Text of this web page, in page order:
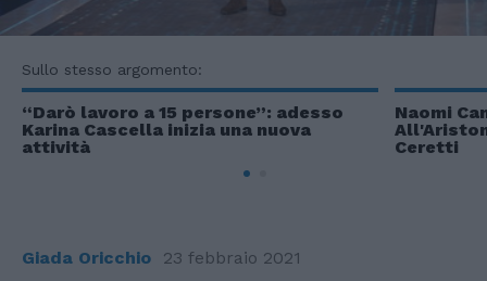
Sullo stesso argomento:
“Darò lavoro a 15 persone”: adesso
Karina Cascella inizia una nuova
attività
Naomi
Ceretti
Giada Oricchio 23 febbraio 2021